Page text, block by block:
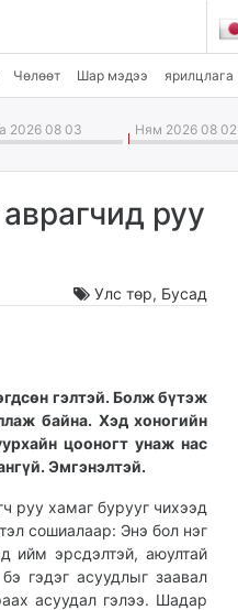
Чөлөөт Шар мэдээ ярилцлага
2026 08 03 Ням 2026 08 02
руу
Улс төр, Бусад
гэлтэй. Болж бүтэж
байна. Хэд хоногийн
цооногт унаж нас
Эмгэнэлтэй.
руу хамаг бурууг чихээд
сошиалаар: Энэ бол нэг
ийм эрсдэлтэй, аюултай
гэдэг асуудлыг заавал
асуудал гэлээ. Шадар